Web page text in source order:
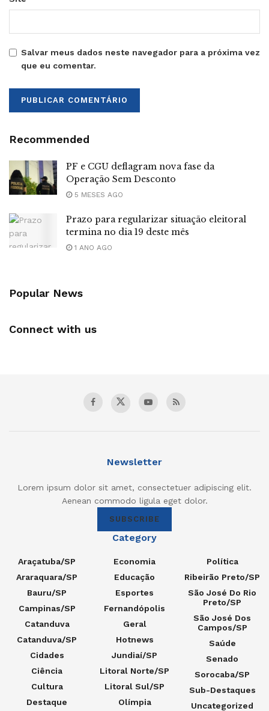
Salvar meus dados neste navegador para a próxima vez
que eu comentar.
Recommended
PF e CGU deflagram nova fase da
Operação Sem Desconto
5 MESES AGO
Prazo para regularizar situação eleitoral
termina no dia 19 deste mês
1 ANO AGO
Popular News
Connect with us
Newsletter
Lorem ipsum dolor sit amet, consectetuer adipiscing elit.
Aenean commodo ligula eget dolor.
SUBSCRIBE
Category
Araçatuba/SP
Araraquara/SP
Bauru/SP
Campinas/SP
Catanduva
Catanduva/SP
Cidades
Ciência
Cultura
Destaque
Economia
Educação
Esportes
Fernandópolis
Geral
Hotnews
Jundiaí/SP
Litoral Norte/SP
Litoral Sul/SP
Olímpia
Política
Ribeirão Preto/SP
São José Do Rio
Preto/SP
São José Dos
Campos/SP
Saúde
Senado
Sorocaba/SP
Sub-Destaques
Uncategorized